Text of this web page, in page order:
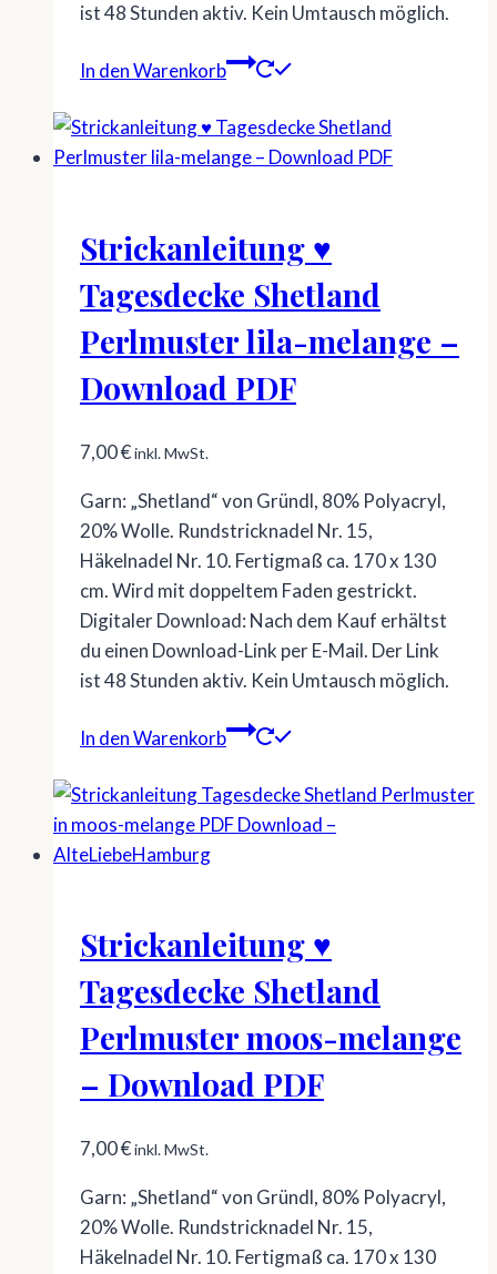
ist 48 Stunden aktiv. Kein Umtausch möglich.
In den Warenkorb
Strickanleitung ♥
Tagesdecke Shetland
Perlmuster lila-melange –
Download PDF
7,00€inkl. MwSt.
Garn: „Shetland“ von Gründl, 80% Polyacryl,
20% Wolle. Rundstricknadel Nr. 15,
Häkelnadel Nr. 10. Fertigmaß ca. 170 x 130
cm. Wird mit doppeltem Faden gestrickt.
Digitaler Download: Nach dem Kauf erhältst
du einen Download-Link per E-Mail. Der Link
ist 48 Stunden aktiv. Kein Umtausch möglich.
In den Warenkorb
Strickanleitung ♥
Tagesdecke Shetland
Perlmuster moos-melange
– Download PDF
7,00€inkl. MwSt.
Garn: „Shetland“ von Gründl, 80% Polyacryl,
20% Wolle. Rundstricknadel Nr. 15,
Häkelnadel Nr. 10. Fertigmaß ca. 170 x 130